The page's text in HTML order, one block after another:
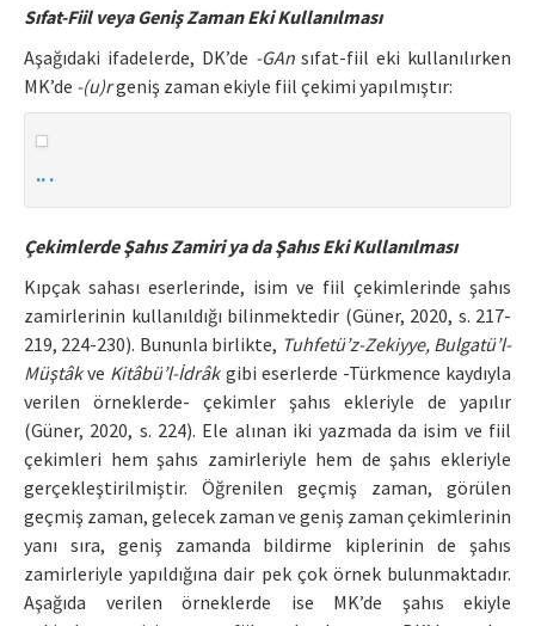
Sıfat-Fiil veya Geniş Zaman Eki Kullanılması
Aşağıdaki ifadelerde, DK’de -GAnsıfat-fiil eki kullanılırken
MK’de -(u)rgeniş zaman ekiyle fiil çekimi yapılmıştır:
.. .
Çekimlerde Şahıs Zamiri ya da Şahıs Eki Kullanılması
Kıpçak sahası eserlerinde, isim ve fiil çekimlerinde şahıs
zamirlerinin kullanıldığı bilinmektedir (Güner, 2020, s. 217-
219, 224-230). Bununla birlikte, Tuhfetü’z-Zekiyye, Bulgatü’l-
Müştâkve Kitâbü’l-İdrâkgibi eserlerde -Türkmence kaydıyla
verilen örneklerde- çekimler şahıs ekleriyle de yapılır
(Güner, 2020, s. 224). Ele alınan iki yazmada da isim ve fiil
çekimleri hem şahıs zamirleriyle hem de şahıs ekleriyle
gerçekleştirilmiştir. Öğrenilen geçmiş zaman, görülen
geçmiş zaman, gelecek zaman ve geniş zaman çekimlerinin
yanı sıra, geniş zamanda bildirme kiplerinin de şahıs
zamirleriyle yapıldığına dair pek çok örnek bulunmaktadır.
Aşağıda verilen örneklerde ise MK’de şahıs ekiyle